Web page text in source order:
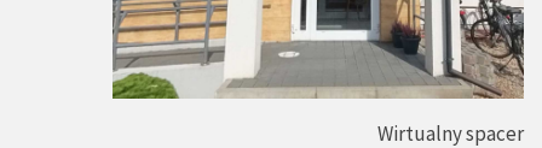
Wirtualny spacer